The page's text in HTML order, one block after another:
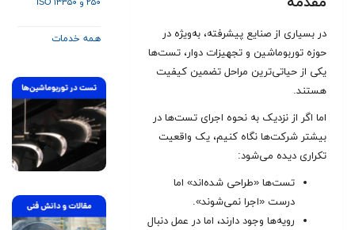
در بسیاری از صنایع پیشرفته، به‌ویژه در
حوزه توربوماشین و تجهیزات دوار، تست‌ها
یکی از حیاتی‌ترین مراحل تضمین کیفیت
هستند.
اما اگر از نزدیک به نحوه اجرای تست‌ها در
بیشتر شرکت‌ها نگاه کنیم، یک واقعیت
تکراری دیده می‌شود:
تست‌ها «طراحی شده‌اند» اما
درست «اجرا نمی‌شوند».
رویه‌ها وجود دارند، اما در عمل دنبال
همه خدمات